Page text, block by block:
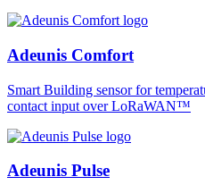
Adeunis Comfort
Smart Building sensor for
contact input over LoRaWAN™
Adeunis Pulse